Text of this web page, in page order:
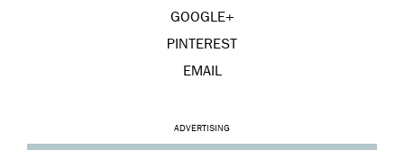
GOOGLE+
PINTEREST
EMAIL
ADVERTISING